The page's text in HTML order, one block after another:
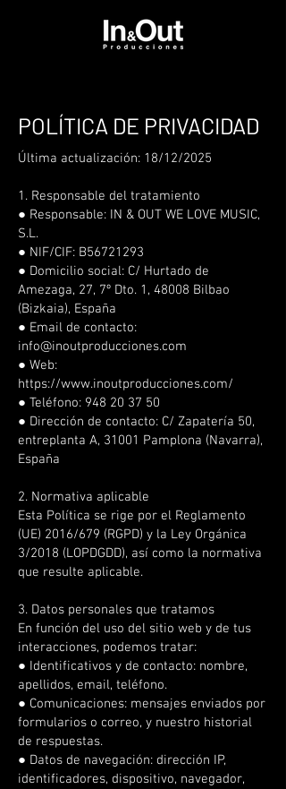
POLÍTICA DE PRIVACIDAD
Última actualización: 18/12/2025
1. Responsable del tratamiento
● Responsable: IN & OUT WE LOVE MUSIC,
S.L.
● NIF/CIF: B56721293
● Domicilio social: C/ Hurtado de
Amezaga, 27, 7º Dto. 1, 48008 Bilbao
(Bizkaia), España
● Email de contacto:
info@inoutproducciones.com
● Web:
https://www.inoutproducciones.com/
● Teléfono: 948 20 37 50
● Dirección de contacto: C/ Zapatería 50,
entreplanta A, 31001 Pamplona (Navarra),
España
2. Normativa aplicable
Esta Política se rige por el Reglamento
(UE) 2016/679 (RGPD) y la Ley Orgánica
3/2018 (LOPDGDD), así como la normativa
que resulte aplicable.
3. Datos personales que tratamos
En función del uso del sitio web y de tus
interacciones, podemos tratar:
● Identificativos y de contacto: nombre,
apellidos, email, teléfono.
● Comunicaciones: mensajes enviados por
formularios o correo, y nuestro historial
de respuestas.
● Datos de navegación: dirección IP,
identificadores, dispositivo, navegador,